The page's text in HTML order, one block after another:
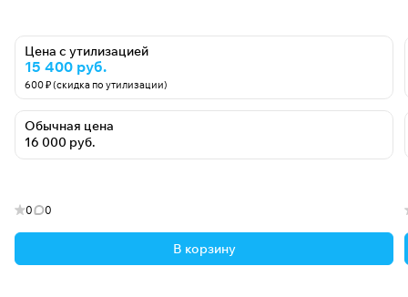
Цена с утилизацией
15 400 руб.
600 ₽ (скидка по утилизации)
Обычная цена
16 000 руб.
0 0
В корзину